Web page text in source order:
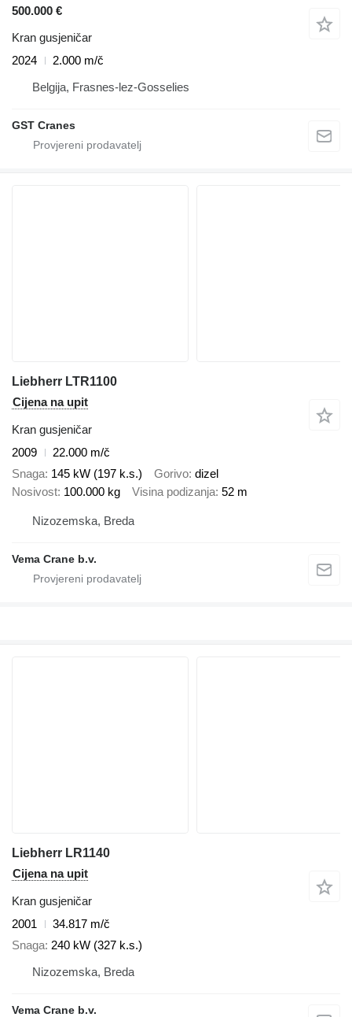
500.000 €
Kran gusjeničar
2024
2.000 m/č
Belgija, Frasnes-lez-Gosselies
GST Cranes
Liebherr LTR1100
Cijena na upit
Kran gusjeničar
2009
22.000 m/č
Snaga 145 kW (197 k.s.) Gorivo dizel
Nosivost 100.000 kg Visina podizanja 52 m
Nizozemska, Breda
Vema Crane b.v.
Liebherr LR1140
Cijena na upit
Kran gusjeničar
2001
34.817 m/č
Snaga 240 kW (327 k.s.)
Nizozemska, Breda
Vema Crane b.v.